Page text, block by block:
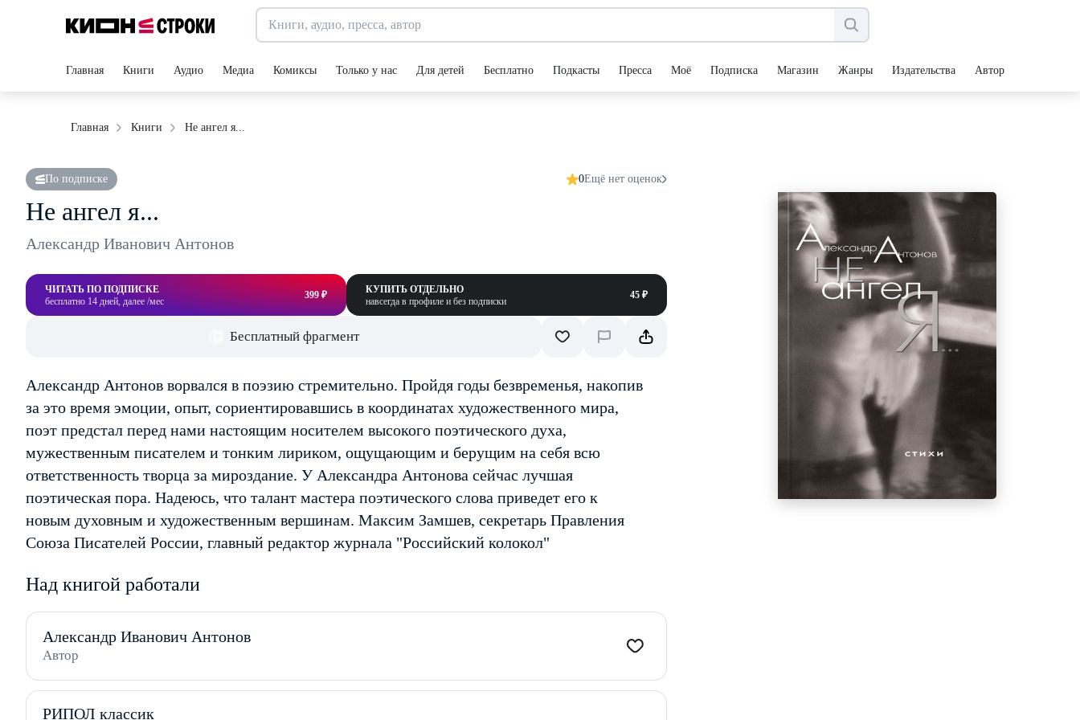
Главная Книги Аудио Медиа Комиксы Только у нас Для детей Бесплатно Подкасты Пресса Моё Подписка Магазин Жанры Издательства Авторы
Главная Книги Не ангел я...
По подписке 0Ещё нет оценок
Не ангел я...
Александр Иванович Антонов
ЧИТАТЬ ПО ПОДПИСКЕ
бесплатно 14 дней, далее /мес
399 ₽
КУПИТЬ ОТДЕЛЬНО
навсегда в профиле и без подписки
45 ₽
Бесплатный фрагмент
Александр Антонов ворвался в поэзию стремительно. Пройдя годы безвременья, накопив
за это время эмоции, опыт, сориентировавшись в координатах художественного мира,
поэт предстал перед нами настоящим носителем высокого поэтического духа,
мужественным писателем и тонким лириком, ощущающим и берущим на себя всю
ответственность творца за мироздание. У Александра Антонова сейчас лучшая
поэтическая пора. Надеюсь, что талант мастера поэтического слова приведет его к
новым духовным и художественным вершинам. Максим Замшев, секретарь Правления
Союза Писателей России, главный редактор журнала "Российский колокол"
Над книгой работали
Александр Иванович Антонов
Автор
РИПОЛ классик